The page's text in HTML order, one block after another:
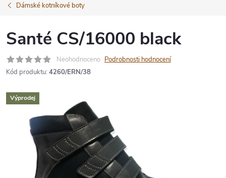
Dámské kotníkové boty
Santé CS/16000 black
Neohodnoceno Podrobnosti hodnocení
Kód produktu: 4260/ERN/38
Výprodej